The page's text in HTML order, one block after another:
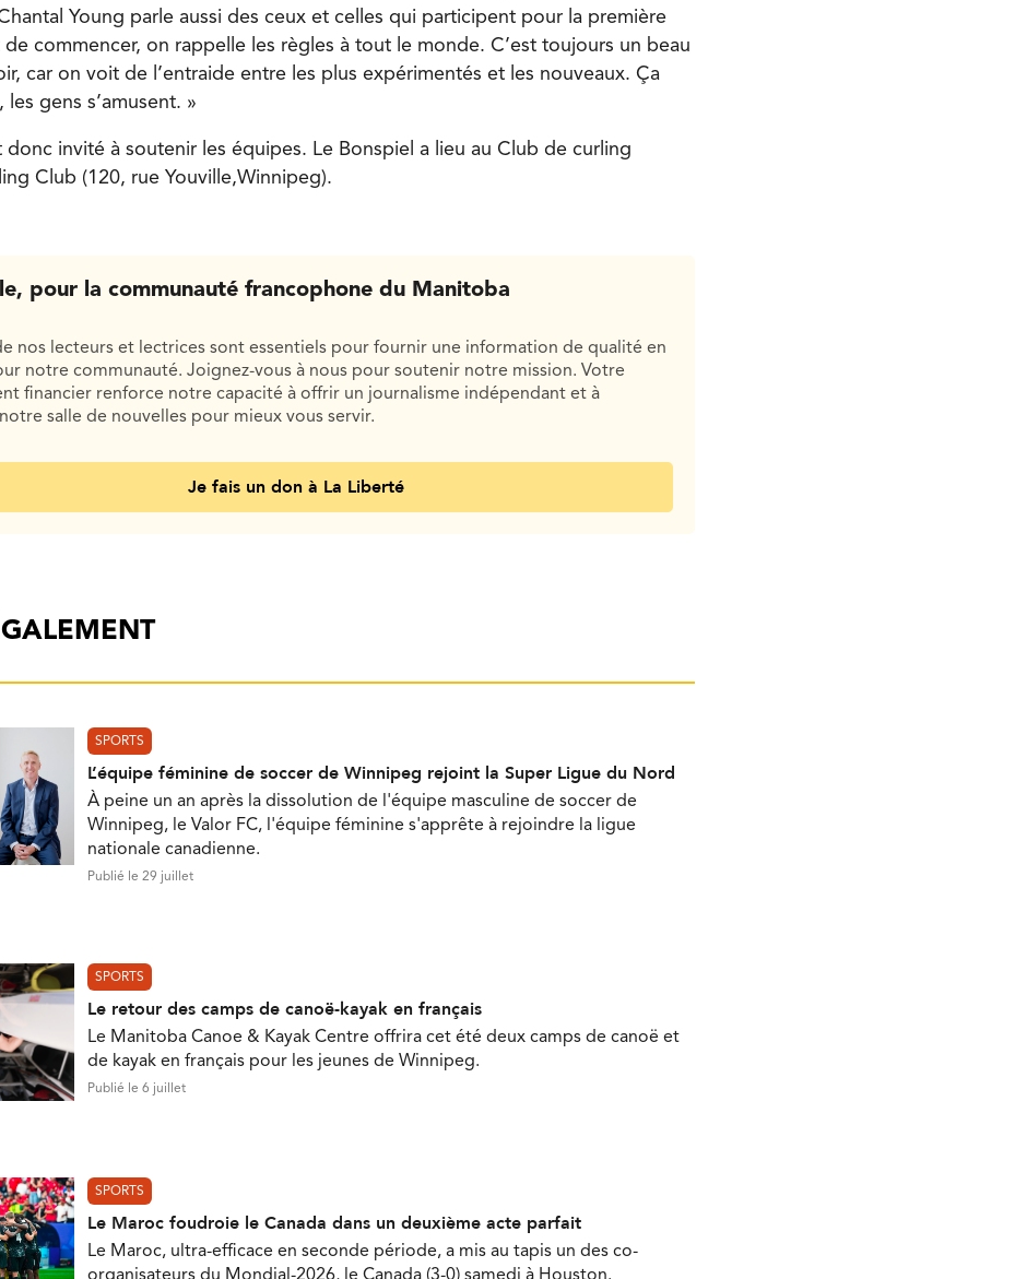
Young parle aussi des ceux et celles qui participent pour la première
commencer, on rappelle les règles à tout le monde. C’est toujours un beau
car on voit de l’entraide entre les plus expérimentés et les nouveaux. Ça
les gens s’amusent. »
donc invité à soutenir les équipes. Le Bonspiel a lieu au Club de curling
Club (120, rue Youville,Winnipeg).
pour la communauté francophone du Manitoba
nos lecteurs et lectrices sont essentiels pour fournir une information de qualité en
notre communauté. Joignez-vous à nous pour soutenir notre mission. Votre
financier renforce notre capacité à offrir un journalisme indépendant et à
salle de nouvelles pour mieux vous servir.
Je fais un don à La Liberté
SPORTS
L’équipe féminine de soccer de Winnipeg rejoint la Super Ligue du Nord
À peine un an après la dissolution de l'équipe masculine de soccer de
Winnipeg, le Valor FC, l'équipe féminine s'apprête à rejoindre la ligue
nationale canadienne.
Publié le 29 juillet
SPORTS
Le retour des camps de canoë-kayak en français
Le Manitoba Canoe & Kayak Centre offrira cet été deux camps de canoë et
de kayak en français pour les jeunes de Winnipeg.
Publié le 6 juillet
SPORTS
Le Maroc foudroie le Canada dans un deuxième acte parfait
Le Maroc, ultra-efficace en seconde période, a mis au tapis un des co-